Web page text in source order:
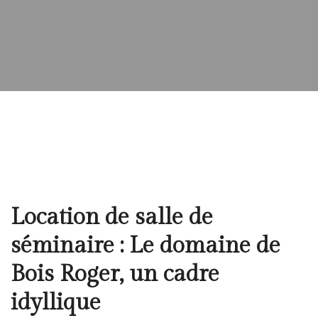
Location de salle de
séminaire : Le domaine de
Bois Roger, un cadre
idyllique